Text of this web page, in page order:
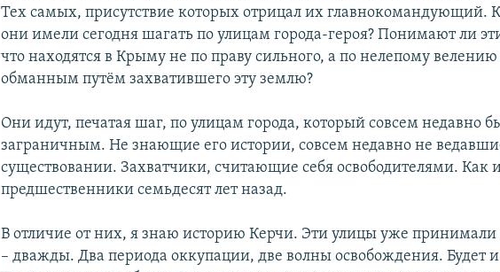
Тех самых, присутствие которых отрицал их главнокомандующий.
они имели сегодня шагать по улицам города-героя? Понимают ли
что находятся в Крыму не по праву сильного, а по нелепому велению
обманным путём захватившего эту землю?
Они идут, печатая шаг, по улицам города, который совсем недавно
заграничным. Не знающие его истории, совсем недавно не
существовании. Захватчики, считающие себя освободителями. Как
предшественники семьдесят лет назад.
В отличие от них, я знаю историю Керчи. Эти улицы уже принимали
– дважды. Два периода оккупации, две волны освобождения. Будет и